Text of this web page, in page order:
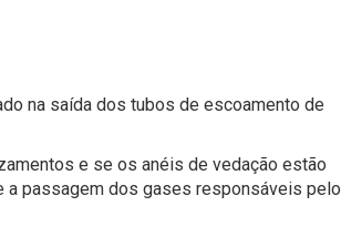
na saída dos tubos de escoamento de
e se os anéis de vedação estão
a passagem dos gases responsáveis pelo